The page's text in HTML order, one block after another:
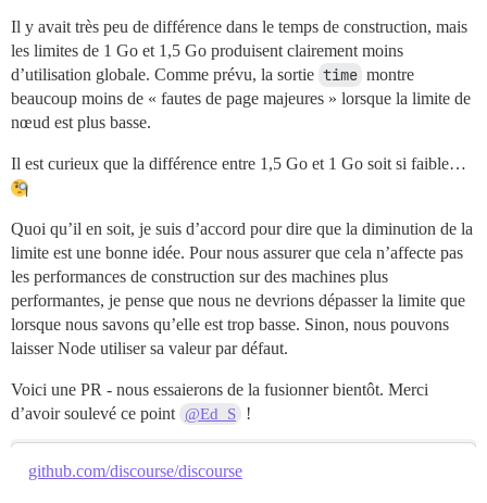
Il y avait très peu de différence dans le temps de construction, mais
les limites de 1 Go et 1,5 Go produisent clairement moins
d’utilisation globale. Comme prévu, la sortie time montre
beaucoup moins de « fautes de page majeures » lorsque la limite de
nœud est plus basse.
Il est curieux que la différence entre 1,5 Go et 1 Go soit si faible…
Quoi qu’il en soit, je suis d’accord pour dire que la diminution de la
limite est une bonne idée. Pour nous assurer que cela n’affecte pas
les performances de construction sur des machines plus
performantes, je pense que nous ne devrions dépasser la limite que
lorsque nous savons qu’elle est trop basse. Sinon, nous pouvons
laisser Node utiliser sa valeur par défaut.
Voici une PR - nous essaierons de la fusionner bientôt. Merci
d’avoir soulevé ce point @Ed_S !
github.com/discourse/discourse